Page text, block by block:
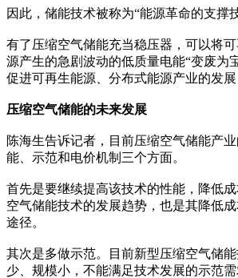
因此，储能技术被称为“能源革命的支撑技
有了压缩空气储能充当稳压器，可以将
源产生的急剧波动的低质量电能“变废为
促进可再生能源、分布式能源产业的发展
压缩空气储能的未来发展
陈海生告诉记者，目前压缩空气储能产
能、示范和电价机制三个方面。
首先是要继续提高该技术的性能，降低
空气储能技术的发展趋势，也是其降低
途径。
其次是多做示范。目前新型压缩空气储
少、规模小，不能满足技术发展的示范